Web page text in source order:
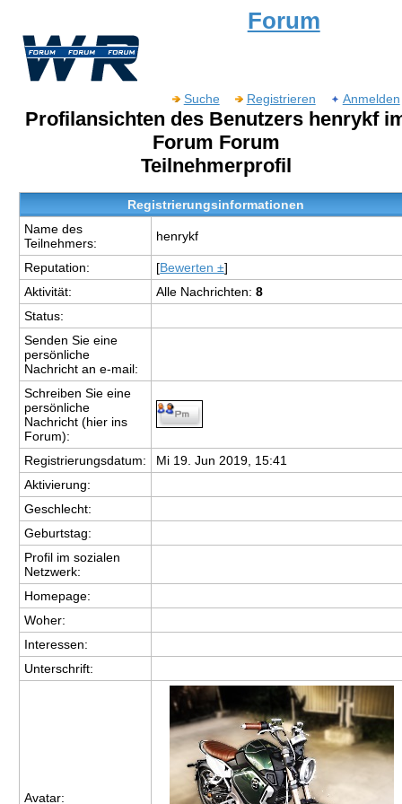
Forum
Suche Registrieren Anmelden
Profilansichten des Benutzers henrykf
Forum Forum
Teilnehmerprofil
Registrierungsinformationen
Name des
Teilnehmers:
henrykf
Reputation: [Bewerten ±]
Aktivität:
Alle Nachrichten:8
Status:
Senden Sie eine
persönliche
Nachricht an e-mail:
Schreiben Sie eine
persönliche
Nachricht (hier ins
Forum):
Registrierungsdatum:
Mi 19. Jun 2019, 15:41
Aktivierung:
Geschlecht:
Geburtstag:
Profil im sozialen
Netzwerk:
Homepage:
Woher:
Interessen:
Unterschrift:
Avatar: